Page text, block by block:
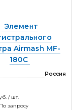
Элемент
Airmash MF-
180C
Россия
/ шт.
запросу